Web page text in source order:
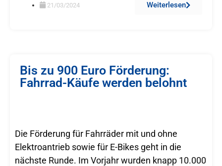
21/03/2024 Weiterlesen
Bis zu 900 Euro Förderung:
Fahrrad-Käufe werden belohnt
Die Förderung für Fahrräder mit und ohne
Elektroantrieb sowie für E-Bikes geht in die
nächste Runde. Im Vorjahr wurden knapp 10.000